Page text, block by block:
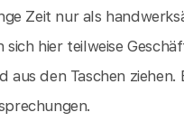
Zeit nur als
hier teilweise
den Taschen ziehen.